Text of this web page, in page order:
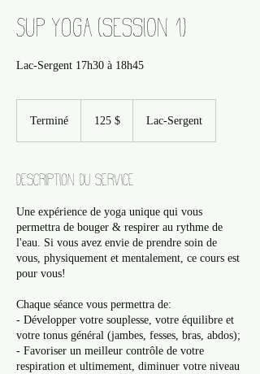
SUP YOGA [session 1]
Lac-Sergent 17h30 à 18h45
Terminé
i
é
125 $ Lac-Sergent
Description du service
Une expérience de yoga unique qui vous
permettra de bouger & respirer au rythme de
l'eau. Si vous avez envie de prendre soin de
vous, physiquement et mentalement, ce cours est
pour vous!
Chaque séance vous permettra de:
- Développer votre souplesse, votre équilibre et
votre tonus général (jambes, fesses, bras, abdos);
- Favoriser un meilleur contrôle de votre
respiration et ultimement, diminuer votre niveau